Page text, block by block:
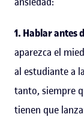
1. Hablar antes
aparezca el
al estudiante a
tanto, siempre
tienen que